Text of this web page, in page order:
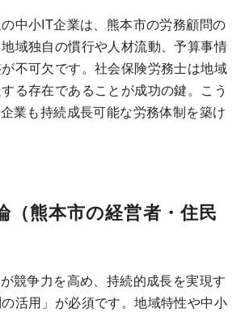
中小IT企業は、熊本市の労務顧問の
域独自の慣行や人材流動、予算事情
不可欠です。社会保険労務士は地域
る存在であることが成功の鍵。こう
業も持続成長可能な労務体制を築け
（熊本市の経営者・住民
競争力を高め、持続的成長を実現す
活用」が必須です。地域特性や中小